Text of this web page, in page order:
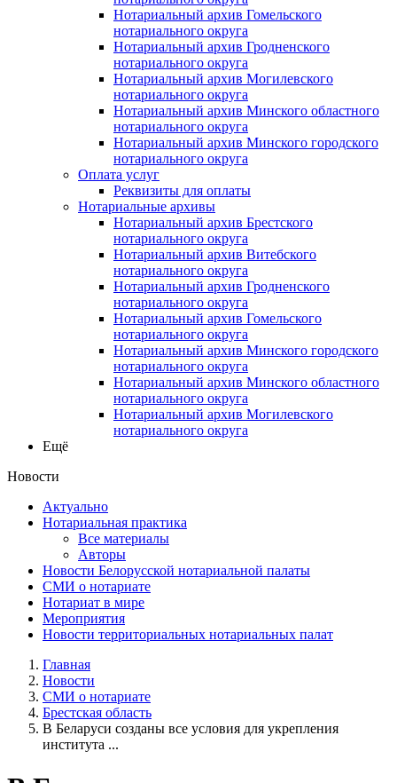
Нотариальный архив Гомельского
нотариального округа
Нотариальный архив Гродненского
нотариального округа
Нотариальный архив Могилевского
нотариального округа
Нотариальный архив Минского областного
нотариального округа
Нотариальный архив Минского городского
нотариального округа
Оплата услуг
Реквизиты для оплаты
Нотариальные архивы
Нотариальный архив Брестского
нотариального округа
Нотариальный архив Витебского
нотариального округа
Нотариальный архив Гродненского
нотариального округа
Нотариальный архив Гомельского
нотариального округа
Нотариальный архив Минского городского
нотариального округа
Нотариальный архив Минского областного
нотариального округа
Нотариальный архив Могилевского
нотариального округа
Ещё
Новости
Актуально
Нотариальная практика
Все материалы
Авторы
Новости Белорусской нотариальной палаты
СМИ о нотариате
Нотариат в мире
Мероприятия
Новости территориальных нотариальных палат
Главная
Новости
СМИ о нотариате
Брестская область
В Беларуси созданы все условия для укрепления
института ...